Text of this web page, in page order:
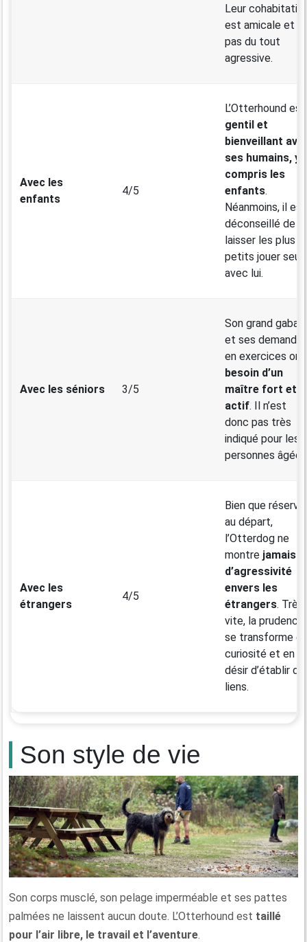
Leur
est amicale et
pas du tout
agressive.
Avec les
enfants
4/5
L’Otterhound est
gentil et
bienveillant
ses humains, y
compris les
enfants.
Néanmoins, il est
déconseillé de
laisser les plus
petits jouer
avec lui.
Avec les séniors 3/5
Son grand
et ses
en exercices ont
besoin d’un
maître fort et
actif. Il n’est
donc pas très
indiqué pour les
personnes
Avec les
étrangers
4/5
Bien que réservé
au départ,
l’Otterdog ne
montre jamais
d’agressivité
envers les
étrangers. Très
vite, la prudence
se transforme en
curiosité et en
désir d’établir
liens.
Son style de vie
Son corps musclé, son pelage imperméable et ses pattes
palmées ne laissent aucun doute. L’Otterhound est taillé
pour l’air libre, le travail et l’aventure.